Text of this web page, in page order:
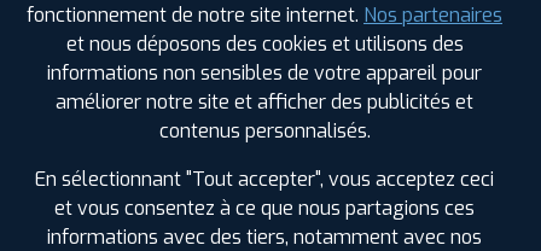
SPÉCIFICATIONS AVIS CLIENTS ÉTIQUETAGE
fonctionnement de notre site internet. Nos partenaires
et nous déposons des cookies et utilisons des
informations non sensibles de votre appareil pour
améliorer notre site et afficher des publicités et
contenus personnalisés.
En sélectionnant "Tout accepter", vous acceptez ceci
et vous consentez à ce que nous partagions ces
informations avec des tiers, notamment avec nos